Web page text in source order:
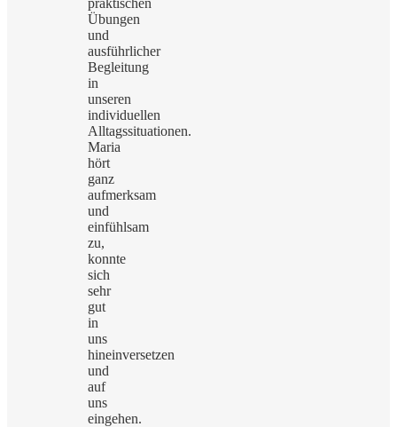
Übungen
und
ausführlicher
Begleitung
in
unseren
individuellen
Alltagssituationen.
Maria
hört
ganz
aufmerksam
und
einfühlsam
zu,
konnte
sich
sehr
gut
in
uns
hineinversetzen
und
auf
uns
eingehen.